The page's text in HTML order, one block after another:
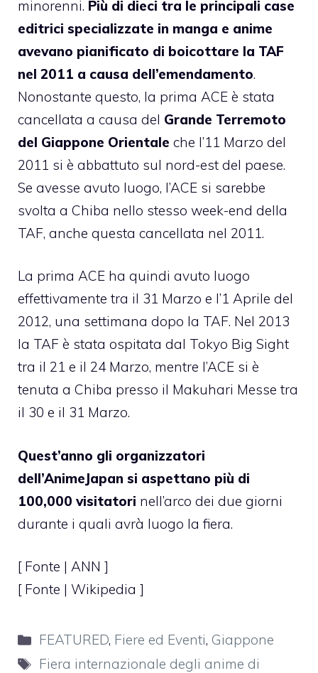
minorenni. Più di dieci tra le principali case
editrici specializzate in manga e anime
avevano pianificato di boicottare la TAF
nel 2011 a causa dell’emendamento.
Nonostante questo, la prima ACE è stata
cancellata a causa del Grande Terremoto
del Giappone Orientale che l’11 Marzo del
2011 si è abbattuto sul nord-est del paese.
Se avesse avuto luogo, l’ACE si sarebbe
svolta a Chiba nello stesso week-end della
TAF, anche questa cancellata nel 2011.
La prima ACE ha quindi avuto luogo
effettivamente tra il 31 Marzo e l’1 Aprile del
2012, una settimana dopo la TAF. Nel 2013
la TAF è stata ospitata dal Tokyo Big Sight
tra il 21 e il 24 Marzo, mentre l’ACE si è
tenuta a Chiba presso il Makuhari Messe tra
il 30 e il 31 Marzo.
Quest’anno gli organizzatori
dell’AnimeJapan si aspettano più di
100,000 visitatori nell’arco dei due giorni
durante i quali avrà luogo la fiera.
[ Fonte | ANN ]
[ Fonte | Wikipedia ]
Categorie
FEATURED, Fiere ed Eventi, Giappone
Tag
Fiera internazionale degli anime di